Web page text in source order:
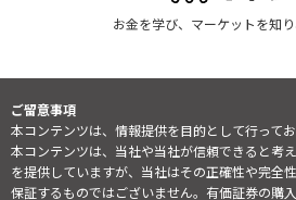
お金を学び、マーケットを知
ご留意事項
本コンテンツは、情報提供を目的として行ってお
本コンテンツは、当社や当社が信頼できると考
を提供していますが、当社はその正確性や完全
保証するものではございません。有価証券の購